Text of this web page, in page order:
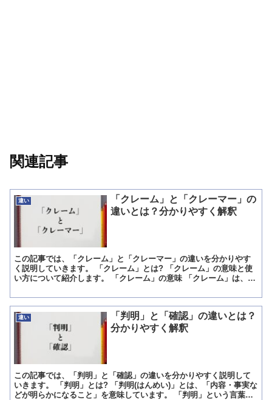
関連記事
違い
「クレーム」と「クレーマー」の
違いとは？分かりやすく解釈
この記事では、「クレーム」と「クレーマー」の違いを分かりやす
く説明していきます。 「クレーム」とは? 「クレーム」の意味と使
い方について紹介します。 「クレーム」の意味 「クレーム」は、
違い
「判明」と「確認」の違いとは？
分かりやすく解釈
この記事では、「判明」と「確認」の違いを分かりやすく説明して
いきます。 「判明」とは? 「判明(はんめい)」とは、「内容・事実な
どが明らかになること」を意味しています。 「判明」という言葉